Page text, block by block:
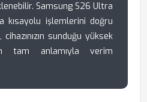
Samsung S26 Ultra
kısayolu işlemlerini doğru
sunduğu yüksek
tam anlamıyla verim